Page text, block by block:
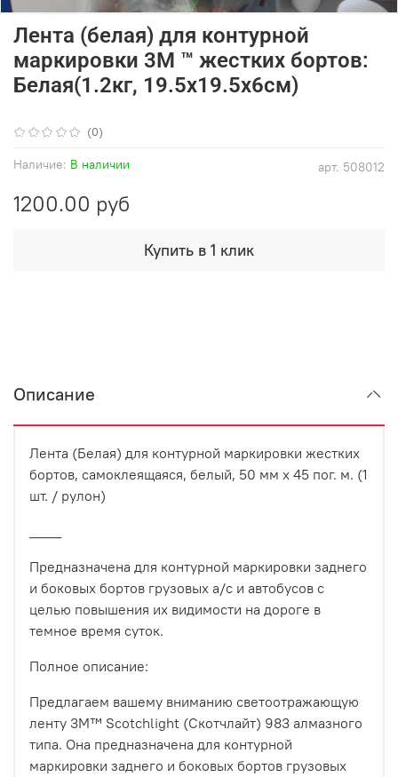
(0)
арт. 508012
Наличие: В наличии
Лента (белая) для контурной
маркировки 3М ™ жестких бортов:
Белая(1.2кг, 19.5х19.5х6см)
1200.00 руб
Купить в 1 клик
Описание
Лента (Белая) для контурной маркировки жестких
бортов, самоклеящаяся, белый, 50 мм х 45 пог. м. (1
шт. / рулон)
Предназначена для контурной маркировки заднего
и боковых бортов грузовых а/с и автобусов с
целью повышения их видимости на дороге в
темное время суток.
Полное описание:
Предлагаем вашему вниманию светоотражающую
ленту 3М™ Scotchlight (Скотчлайт) 983 алмазного
типа. Она предназначена для контурной
маркировки заднего и боковых бортов грузовых